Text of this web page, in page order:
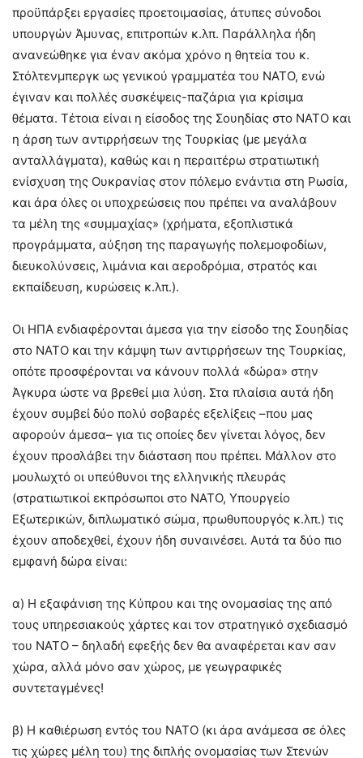
προϋπάρξει εργασίες προετοιμασίας, άτυπες σύνοδοι
υπουργών Άμυνας, επιτροπών κ.λπ. Παράλληλα ήδη
ανανεώθηκε για έναν ακόμα χρόνο η θητεία του κ.
Στόλτενμπεργκ ως γενικού γραμματέα του ΝΑΤΟ, ενώ
έγιναν και πολλές συσκέψεις-παζάρια για κρίσιμα
θέματα. Τέτοια είναι η είσοδος της Σουηδίας στο ΝΑΤΟ και
η άρση των αντιρρήσεων της Τουρκίας (με μεγάλα
ανταλλάγματα), καθώς και η περαιτέρω στρατιωτική
ενίσχυση της Ουκρανίας στον πόλεμο ενάντια στη Ρωσία,
και άρα όλες οι υποχρεώσεις που πρέπει να αναλάβουν
τα μέλη της «συμμαχίας» (χρήματα, εξοπλιστικά
προγράμματα, αύξηση της παραγωγής πολεμοφοδίων,
διευκολύνσεις, λιμάνια και αεροδρόμια, στρατός και
εκπαίδευση, κυρώσεις κ.λπ.).
Οι ΗΠΑ ενδιαφέρονται άμεσα για την είσοδο της Σουηδίας
στο ΝΑΤΟ και την κάμψη των αντιρρήσεων της Τουρκίας,
οπότε προσφέρονται να κάνουν πολλά «δώρα» στην
Άγκυρα ώστε να βρεθεί μια λύση. Στα πλαίσια αυτά ήδη
έχουν συμβεί δύο πολύ σοβαρές εξελίξεις –που μας
αφορούν άμεσα– για τις οποίες δεν γίνεται λόγος, δεν
έχουν προσλάβει την διάσταση που πρέπει. Μάλλον στο
μουλωχτό οι υπεύθυνοι της ελληνικής πλευράς
(στρατιωτικοί εκπρόσωποι στο ΝΑΤΟ, Υπουργείο
Εξωτερικών, διπλωματικό σώμα, πρωθυπουργός κ.λπ.) τις
έχουν αποδεχθεί, έχουν ήδη συναινέσει. Αυτά τα δύο πιο
εμφανή δώρα είναι:
α) Η εξαφάνιση της Κύπρου και της ονομασίας της από
τους υπηρεσιακούς χάρτες και τον στρατηγικό σχεδιασμό
του ΝΑΤΟ – δηλαδή εφεξής δεν θα αναφέρεται καν σαν
χώρα, αλλά μόνο σαν χώρος, με γεωγραφικές
συντεταγμένες!
β) Η καθιέρωση εντός του ΝΑΤΟ (κι άρα ανάμεσα σε όλες
τις χώρες μέλη του) της διπλής ονομασίας των Στενών